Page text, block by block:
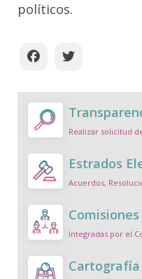
políticos.
Realizar solicitud
Estrados
Acuerdos,
Integradas por el